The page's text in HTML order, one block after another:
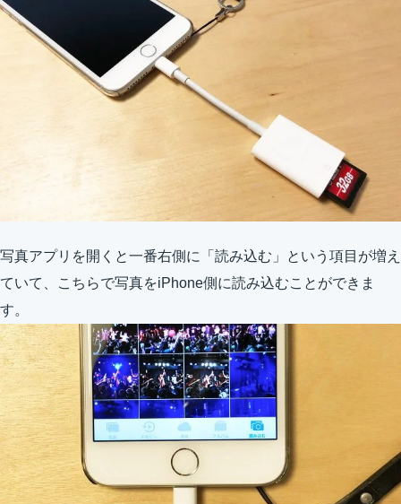
写真アプリを開くと一番右側に「読み込む」という項目が増え
ていて、こちらで写真をiPhone側に読み込むことができま
す。